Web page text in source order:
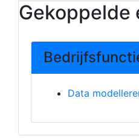
Gekoppelde
Data